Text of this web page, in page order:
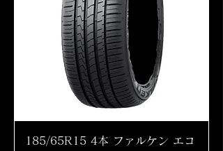
185/65R15 4本 ファルケン エコ